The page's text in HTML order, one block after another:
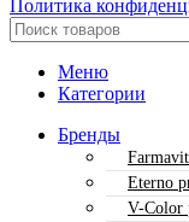
Политика
Меню
Категории
Бренды
Eterno
V-Color